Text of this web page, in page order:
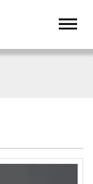
dehaze